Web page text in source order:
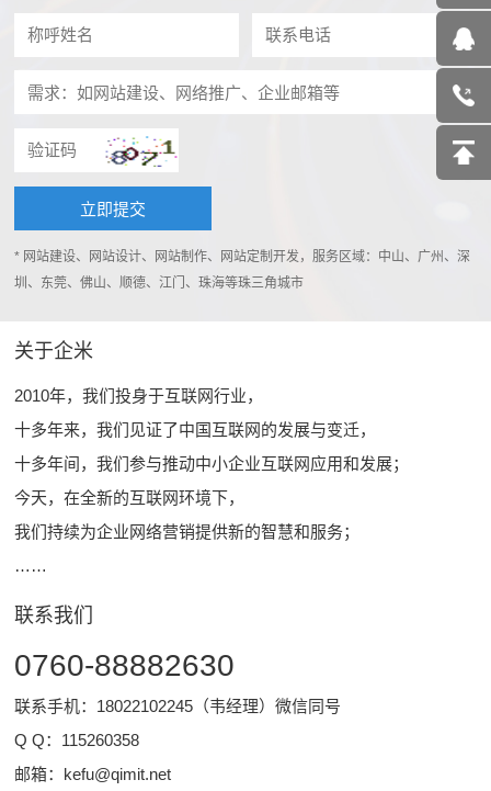
* 网站建设、网站设计、网站制作、网站定制开发，服务区域：中山、广州、深
圳、东莞、佛山、顺德、江门、珠海等珠三角城市
关于企米
2010年，我们投身于互联网行业，
十多年来，我们见证了中国互联网的发展与变迁，
十多年间，我们参与推动中小企业互联网应用和发展；
今天，在全新的互联网环境下，
我们持续为企业网络营销提供新的智慧和服务；
……
联系我们
0760-88882630
联系手机：18022102245（韦经理）微信同号
Q Q： 115260358
邮箱： kefu@qimit.net